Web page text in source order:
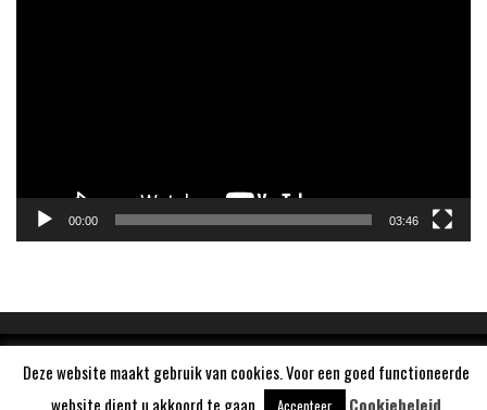
00:00 03:46
Aangedreven doorWordPress
Deze website maakt gebruik van cookies. Voor een goed functioneerde
website dient u akkoord te gaan.
Accepteer Cookiebeleid